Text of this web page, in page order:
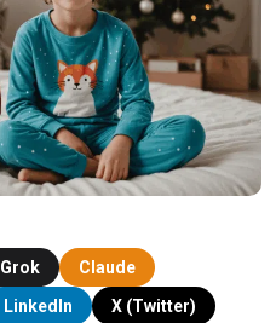
Grok
Claude
LinkedIn
X (Twitter)